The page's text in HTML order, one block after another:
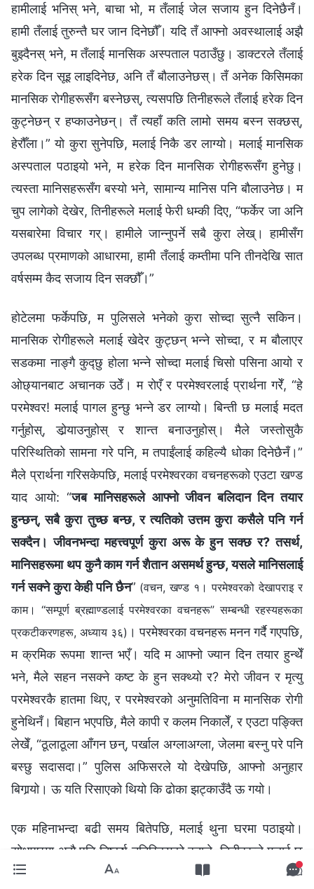
हामीलाई भनिस् भने, बाचा भो, म तँलाई जेल सजाय हुन दिनेछैनँ।
हामी तँलाई तुरुन्तै घर जान दिनेछौँ। यदि तँ आफ्‍नो अवस्थालाई अझै
बुझ्दैनस् भने, म तँलाई मानसिक अस्पताल पठाउँछु। डाक्टरले तँलाई
हरेक दिन सूइ लाइदिनेछ, अनि तँ बौलाउनेछस्। तँ अनेक किसिमका
मानसिक रोगीहरूसँग बस्‍नेछस्, त्यसपछि तिनीहरूले तँलाई हरेक दिन
कुट्नेछन् र हप्काउनेछन्। तँ त्यहाँ कति लामो समय बस्‍न सक्छस्,
हेरौँला।” यो कुरा सुनेपछि, मलाई निकै डर लाग्यो। मलाई मानसिक
अस्पताल पठाइयो भने, म हरेक दिन मानसिक रोगीहरूसँग हुनेछु।
त्यस्ता मानिसहरूसँग बस्‍यो भने, सामान्य मानिस पनि बौलाउनेछ। म
चुप लागेको देखेर, तिनीहरूले मलाई फेरी धम्की दिए, “फर्केर जा अनि
यसबारेमा विचार गर्। हामीले जान्‍नुपर्ने सबै कुरा लेख्। हामीसँग
उपलब्ध प्रमाणको आधारमा, हामी तँलाई कम्तीमा पनि तीनदेखि सात
वर्षसम्‍म कैद सजाय दिन सक्छौँ।”
होटेलमा फर्केपछि, म पुलिसले भनेको कुरा सोच्दा सुत्‍नै सकिन।
मानसिक रोगीहरूले मलाई खेदेर कुट्छन् भन्‍ने सोच्दा, र म बौलाएर
सडकमा नाङ्गै कुद्छु होला भन्‍ने सोच्दा मलाई चिसो पसिना आयो र
ओछ्यानबाट अचानक उठेँ। म रोएँ र परमेश्‍वरलाई प्रार्थना गरेँ, “हे
परमेश्‍वर! मलाई पागल हुन्छु भन्‍ने डर लाग्यो। बिन्ती छ मलाई मदत
गर्नुहोस्, डोर्‍याउनुहोस् र शान्त बनाउनुहोस्। मैले जस्तोसुकै
परिस्‍थितिको सामना गरे पनि, म तपाईंलाई कहिल्यै धोका दिनेछैनँ।”
मैले प्रार्थना गरिसकेपछि, मलाई परमेश्‍वरका वचनहरूको एउटा खण्ड
याद आयो: “जब मानिसहरूले आफ्‍नो जीवन बलिदान दिन तयार
हुन्छन्, सबै कुरा तुच्छ बन्छ, र त्यतिको उत्तम कुरा कसैले पनि गर्न
सक्दैन। जीवनभन्दा महत्त्वपूर्ण कुरा अरू के हुन सक्छ र? तसर्थ,
मानिसहरूमा थप कुनै काम गर्न शैतान असमर्थ हुन्छ, यसले मानिसलाई
गर्न सक्ने कुरा केही पनि छैन” (वचन, खण्ड १। परमेश्‍वरको देखापराइ र
काम। “सम्पूर्ण ब्रह्माण्डलाई परमेश्‍वरका वचनहरू” सम्बन्धी रहस्यहरूका
प्रकटीकरणहरू, अध्याय ३६) । परमेश्‍वरका वचनहरू मनन गर्दै गएपछि,
म क्रमिक रूपमा शान्त भएँ। यदि म आफ्‍नो ज्यान दिन तयार हुन्थेँ
भने, मैले सहन नसक्‍ने कष्ट के हुन सक्थ्यो र? मेरो जीवन र मृत्यु
परमेश्‍वरकै हातमा थिए, र परमेश्‍वरको अनुमतिविना म मानसिक रोगी
हुनेथिनँ। बिहान भएपछि, मैले कापी र कलम निकालेँ, र एउटा पङ्क्ति
लेखेँ, “ठूलाठूला आँगन छन्, पर्खाल अग्‍लाअग्‍ला, जेलमा बस्‍नु परे पनि
बस्छु सदासदा।” पुलिस अफिसरले यो देखेपछि, आफ्‍नो अनुहार
बिगार्‍यो। ऊ यति रिसाएको थियो कि ढोका झट्काउँदै ऊ गयो।
एक महिनाभन्दा बढी समय बितेपछि, मलाई थुना घरमा पठाइयो।
सोधपुछमा अझै पनि निष्कर्ष ननिस्किएको हुनाले, तिनीहरूले मलाई छ
महिनाको नजरबन्दी सजाय सुनाए, र मलाई यसो भन्दै चेतावनी दिए,